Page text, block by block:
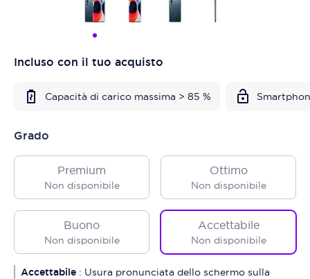
Incluso con il tuo acquisto
Capacità di carico massima > 85 %
Grado
Premium
Non disponibile
Ottimo
Non disponibile
Buono
Non disponibile
Accettabile
Non disponibile
Accettabile : Usura pronunciata dello schermo sulla